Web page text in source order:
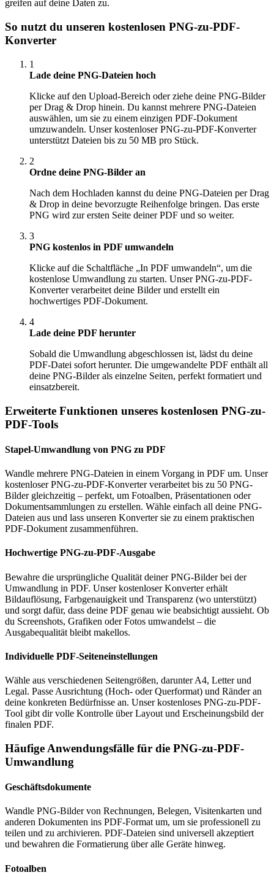
greifen auf deine Daten zu.
So nutzt du unseren kostenlosen PNG-zu-PDF-
Konverter
1
Lade deine PNG-Dateien hoch
Klicke auf den Upload-Bereich oder ziehe deine PNG-Bilder
per Drag & Drop hinein. Du kannst mehrere PNG-Dateien
auswählen, um sie zu einem einzigen PDF-Dokument
umzuwandeln. Unser kostenloser PNG-zu-PDF-Konverter
unterstützt Dateien bis zu 50 MB pro Stück.
2
Ordne deine PNG-Bilder an
Nach dem Hochladen kannst du deine PNG-Dateien per Drag
& Drop in deine bevorzugte Reihenfolge bringen. Das erste
PNG wird zur ersten Seite deiner PDF und so weiter.
3
PNG kostenlos in PDF umwandeln
Klicke auf die Schaltfläche „In PDF umwandeln“, um die
kostenlose Umwandlung zu starten. Unser PNG-zu-PDF-
Konverter verarbeitet deine Bilder und erstellt ein
hochwertiges PDF-Dokument.
4
Lade deine PDF herunter
Sobald die Umwandlung abgeschlossen ist, lädst du deine
PDF-Datei sofort herunter. Die umgewandelte PDF enthält all
deine PNG-Bilder als einzelne Seiten, perfekt formatiert und
einsatzbereit.
Erweiterte Funktionen unseres kostenlosen PNG-zu-
PDF-Tools
Stapel-Umwandlung von PNG zu PDF
Wandle mehrere PNG-Dateien in einem Vorgang in PDF um. Unser
kostenloser PNG-zu-PDF-Konverter verarbeitet bis zu 50 PNG-
Bilder gleichzeitig – perfekt, um Fotoalben, Präsentationen oder
Dokumentsammlungen zu erstellen. Wähle einfach all deine PNG-
Dateien aus und lass unseren Konverter sie zu einem praktischen
PDF-Dokument zusammenführen.
Hochwertige PNG-zu-PDF-Ausgabe
Bewahre die ursprüngliche Qualität deiner PNG-Bilder bei der
Umwandlung in PDF. Unser kostenloser Konverter erhält
Bildauflösung, Farbgenauigkeit und Transparenz (wo unterstützt)
und sorgt dafür, dass deine PDF genau wie beabsichtigt aussieht. Ob
du Screenshots, Grafiken oder Fotos umwandelst – die
Ausgabequalität bleibt makellos.
Individuelle PDF-Seiteneinstellungen
Wähle aus verschiedenen Seitengrößen, darunter A4, Letter und
Legal. Passe Ausrichtung (Hoch- oder Querformat) und Ränder an
deine konkreten Bedürfnisse an. Unser kostenloses PNG-zu-PDF-
Tool gibt dir volle Kontrolle über Layout und Erscheinungsbild der
finalen PDF.
Häufige Anwendungsfälle für die PNG-zu-PDF-
Umwandlung
Geschäftsdokumente
Wandle PNG-Bilder von Rechnungen, Belegen, Visitenkarten und
anderen Dokumenten ins PDF-Format um, um sie professionell zu
teilen und zu archivieren. PDF-Dateien sind universell akzeptiert
und bewahren die Formatierung über alle Geräte hinweg.
Fotoalben